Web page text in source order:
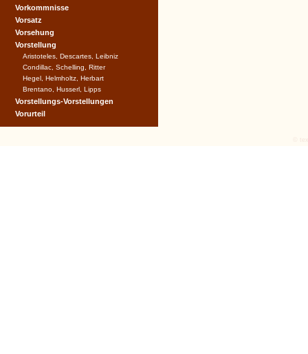
Vorkommnisse
Vorsatz
Vorsehung
Vorstellung
Aristoteles, Descartes, Leibniz
Condillac, Schelling, Ritter
Hegel, Helmholtz, Herbart
Brentano, Husserl, Lipps
Vorstellungs-Vorstellungen
Vorurteil